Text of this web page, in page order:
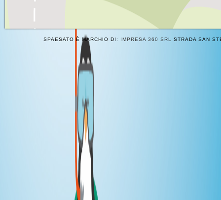
SPAESATO È MARCHIO DI: IMPRESA 360 SRL STRADA SAN